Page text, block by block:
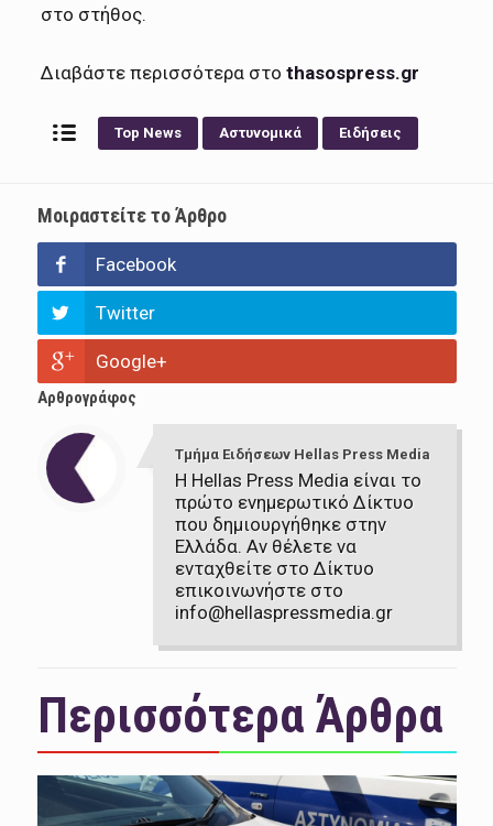
στο στήθος.
Διαβάστε περισσότερα στοthasospress.gr
Top News Αστυνομικά Ειδήσεις
Μοιραστείτε το Άρθρο
Facebook
Twitter
Google+
Αρθρογράφος
Τμήμα Ειδήσεων Hellas Press Media
Η Hellas Press Media είναι το
πρώτο ενημερωτικό Δίκτυο
που δημιουργήθηκε στην
Ελλάδα. Αν θέλετε να
ενταχθείτε στο Δίκτυο
επικοινωνήστε στο
info@hellaspressmedia.gr
Περισσότερα Άρθρα